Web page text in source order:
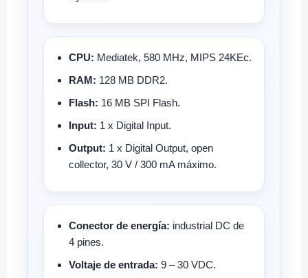
CPU: Mediatek, 580 MHz, MIPS 24KEc.
RAM: 128 MB DDR2.
Flash: 16 MB SPI Flash.
Input: 1 x Digital Input.
Output: 1 x Digital Output, open
collector, 30 V / 300 mA máximo.
Conector de energía: industrial DC de
4 pines.
Voltaje de entrada: 9 – 30 VDC.